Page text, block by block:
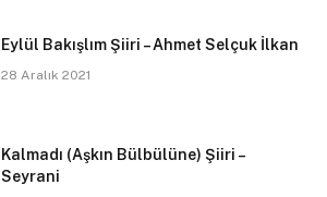
Eylül Bakışlım Şiiri – Ahmet Selçuk İlkan
28 Aralık 2021
Kalmadı (Aşkın Bülbülüne) Şiiri –
Seyrani